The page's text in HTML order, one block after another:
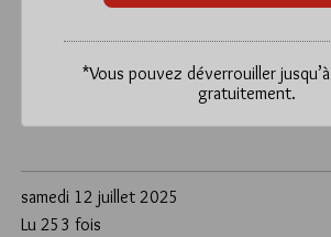
*Vous pouvez déverrouiller jusqu’à
gratuitement.
samedi 12 juillet 2025
Lu 253 fois